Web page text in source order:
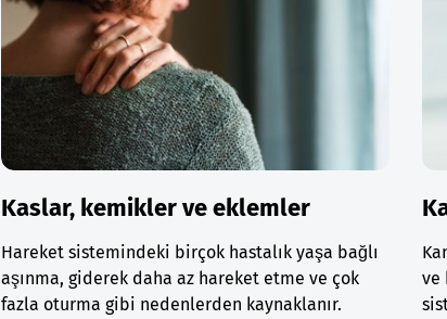
Kaslar, kemikler ve eklemler
Hareket sistemindeki birçok hastalık yaşa bağlı
aşınma, giderek daha az hareket etme ve çok
fazla oturma gibi nedenlerden kaynaklanır.
ve